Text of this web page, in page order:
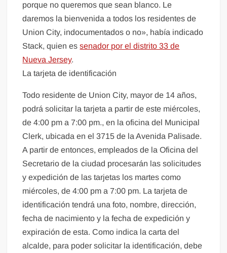
porque no queremos que sean blanco. Le
daremos la bienvenida a todos los residentes de
Union City, indocumentados o no», había indicado
Stack, quien essenador por el distrito 33 de
Nueva Jersey.
La tarjeta de identificación
Todo residente de Union City, mayor de 14 años,
podrá solicitar la tarjeta a partir de este miércoles,
de 4:00 pm a 7:00 pm., en la oficina del Municipal
Clerk, ubicada en el 3715 de la Avenida Palisade.
A partir de entonces, empleados de la Oficina del
Secretario de la ciudad procesarán las solicitudes
y expedición de las tarjetas los martes como
miércoles, de 4:00 pm a 7:00 pm. La tarjeta de
identificación tendrá una foto, nombre, dirección,
fecha de nacimiento y la fecha de expedición y
expiración de esta. Como indica la carta del
alcalde, para poder solicitar la identificación, debe